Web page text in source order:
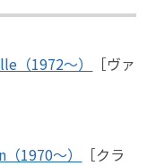
（1972～）
［ヴァ
1970～）
［クラ